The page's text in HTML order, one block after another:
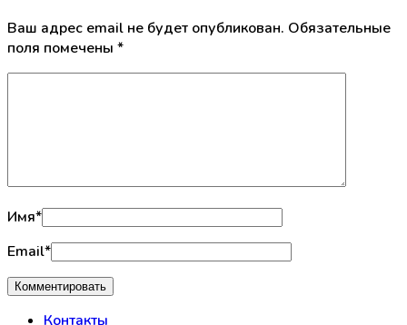
Ваш адрес email не будет опубликован. Обязательные
поля помечены *
Имя*
Email*
Контакты